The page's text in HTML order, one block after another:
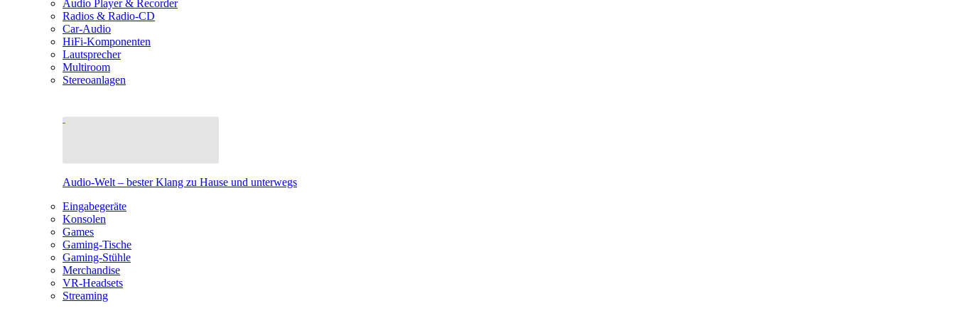
Audio Player & Recorder
Radios & Radio-CD
Car-Audio
HiFi-Komponenten
Lautsprecher
Multiroom
Stereoanlagen
Audio-Welt – bester Klang zu Hause und unterwegs
Eingabegeräte
Konsolen
Games
Gaming-Tische
Gaming-Stühle
Merchandise
VR-Headsets
Streaming